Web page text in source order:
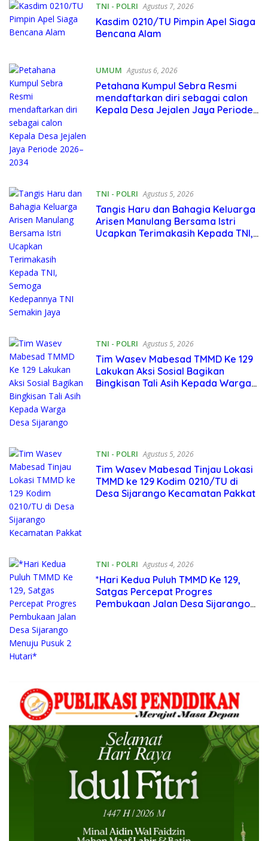
TNI - POLRI Agustus 7, 2026
Kasdim 0210/TU Pimpin Apel Siaga
Bencana Alam
UMUM Agustus 6, 2026
Petahana Kumpul Sebra Resmi
mendaftarkan diri sebagai calon
Kepala Desa Jejalen Jaya Periode
TNI - POLRI Agustus 5, 2026
Tangis Haru dan Bahagia Keluarga
Arisen Manulang Bersama Istri
Ucapkan Terimakasih Kepada TNI,
TNI - POLRI Agustus 5, 2026
Tim Wasev Mabesad TMMD Ke 129
Lakukan Aksi Sosial Bagikan
Bingkisan Tali Asih Kepada Warga
TNI - POLRI Agustus 5, 2026
Tim Wasev Mabesad Tinjau Lokasi
TMMD ke 129 Kodim 0210/TU di
Desa Sijarango Kecamatan Pakkat
TNI - POLRI Agustus 4, 2026
*Hari Kedua Puluh TMMD Ke 129,
Satgas Percepat Progres
Pembukaan Jalan Desa Sijarango